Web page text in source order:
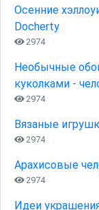
Осенние
Docherty
2974
Необычные
куколками -
2974
Вязаные
2974
Арахисовые
2974
Идеи